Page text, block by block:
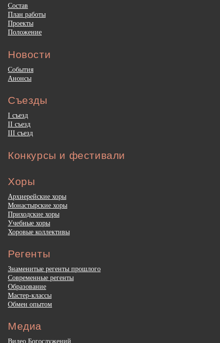
Состав
План работы
Проекты
Положение
Новости
События
Анонсы
Съезды
I съезд
II съезд
III съезд
Конкурсы и фестивали
Хоры
Архиерейские хоры
Монастырские хоры
Приходские хоры
Учебные хоры
Хоровые коллективы
Регенты
Знаменитые регенты прошлого
Современные регенты
Образование
Мастер-классы
Обмен опытом
Медиа
Видео Богослужений